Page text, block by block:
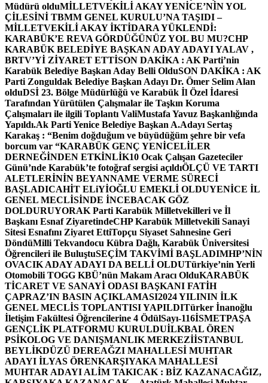
Müdürü olduMİLLETVEKİLİ AKAY YENİCE’NİN YOL
ÇİLESİNİ TBMM GENEL KURULU’NA TAŞIDI –
MİLLETVEKİLİ AKAY İKTİDARA YÜKLENDİ:
KARABÜK’E REVA GÖRDÜĞÜNÜZ YOL BU MU?CHP
KARABÜK BELEDİYE BAŞKAN ADAY ADAYI YALAV ,
BRTV’Yİ ZİYARET ETTİSON DAKİKA : AK Parti’nin
Karabük Belediye Başkan Aday Belli OlduSON DAKİKA : AK
Parti Zonguldak Belediye Başkan Adayı Dr. Ömer Selim Alan
olduDSİ 23. Bölge Müdürlüğü ve Karabük İl Özel İdaresi
Tarafından Yürütülen Çalışmalar ile Taşkın Koruma
Çalışmaları ile ilgili Toplantı ValiMustafa Yavuz Başkanlığında
Yapıldı.Ak Parti Yenice Belediye Başkan A.Adayı Sertaş
Karakaş : “Benim doğduğum ve büyüdüğüm şehre bir vefa
borcum var “KARABÜK GENÇ YENİCELİLER
DERNEĞİNDEN ETKİNLİK10 Ocak Çalışan Gazeteciler
Günü’nde Karabük’te fotoğraf sergisi açıldıÖLÇÜ VE TARTI
ALETLERİNİN BEYANNAME VERME SÜRECİ
BAŞLADICAHİT ELiYİOĞLU EMEKLİ OLDUYENİCE İL
GENEL MECLİSİNDE İNCEBACAK GÖZ
DOLDURUYORAK Parti Karabük Milletvekilleri ve İl
Başkanı Esnaf ZiyaretindeCHP Karabük Milletvekili Sanayi
Sitesi Esnafını Ziyaret EttiTopçu Siyaset Sahnesine Geri
DöndüMilli Tekvandocu Kübra Dağlı, Karabük Üniversitesi
Öğrencileri ile BuluştuSEÇİM TAKVİMİ BAŞLADIMHP’NİN
OVACIK ADAY ADAYI DA BELLİ OLDUTürkiye’nin Yerli
Otomobili TOGG KBÜ’nün Makam Aracı OlduKARABÜK
TİCARET VE SANAYİ ODASI BAŞKANI FATİH
ÇAPRAZ’IN BASIN AÇIKLAMASI2024 YILININ İLK
GENEL MECLİS TOPLANTISI YAPILDITürker İnanoğlu
İletişim Fakültesi Öğrencilerine 4 ÖdülSayı-116İSMETPAŞA
GENÇLİK PLATFORMU KURULDUİLKBAL ÖREN
PSİKOLOG VE DANIŞMANLIK MERKEZİİSTANBUL
BEYLİKDÜZÜ DEREAĞZI MAHALLESİ MUHTAR
ADAYI İLYAS ÖRENKARŞIYAKA MAHALLESİ
MUHTAR ADAYI ALİM TAKICAK : BİZ KAZANACAĞIZ,